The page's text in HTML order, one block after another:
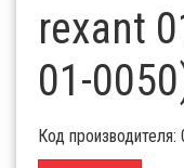
rexant
01-
Код производителя: